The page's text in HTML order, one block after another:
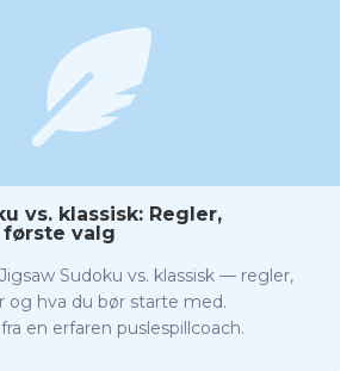
vs. klassisk: Regler,
valg
Sudoku vs. klassisk — regler,
og hva du bør starte med.
en erfaren puslespillcoach.